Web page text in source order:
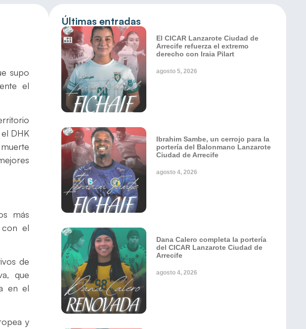
supo
el
DHK
más
con el
de
que
en el
y
Últimas entradas
El CICAR Lanzarote Ciudad de
Arrecife refuerza el extremo
derecho con Iraia Pilart
agosto 5, 2026
Ibrahim Sambe, un cerrojo para la
portería del Balonmano Lanzarote
Ciudad de Arrecife
agosto 4, 2026
Dana Calero completa la portería
del CICAR Lanzarote Ciudad de
Arrecife
agosto 4, 2026